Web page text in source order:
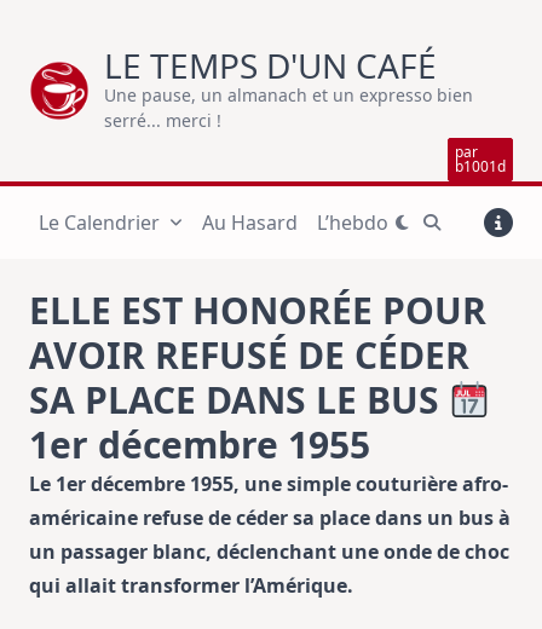
content
LE TEMPS D'UN CAFÉ
Une pause, un almanach et un expresso bien
serré... merci !
par
b1001d
Le Calendrier Au Hasard L’hebdo
ELLE EST HONORÉE POUR
AVOIR REFUSÉ DE CÉDER
SA PLACE DANS LE BUS
1er décembre 1955
Le 1er décembre 1955, une simple couturière afro-
américaine refuse de céder sa place dans un bus à
un passager blanc, déclenchant une onde de choc
qui allait transformer l’Amérique.